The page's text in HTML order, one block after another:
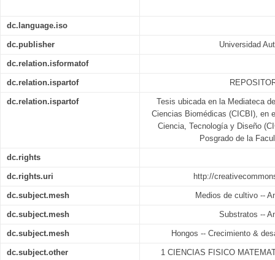
dc.language.iso
dc.publisher Universidad
dc.relation.isformatof
dc.relation.ispartof
dc.relation.ispartof
Tesis ubicada en la Mediateca
Ciencias Biomédicas (CICBI), en
Ciencia, Tecnología y Diseño
Posgrado de la
dc.rights
dc.rights.uri http://
dc.subject.mesh Medios de cultivo --
dc.subject.mesh Substratos --
dc.subject.mesh Hongos -- Crecimiento &
dc.subject.other 1 CIENCIAS FISICO